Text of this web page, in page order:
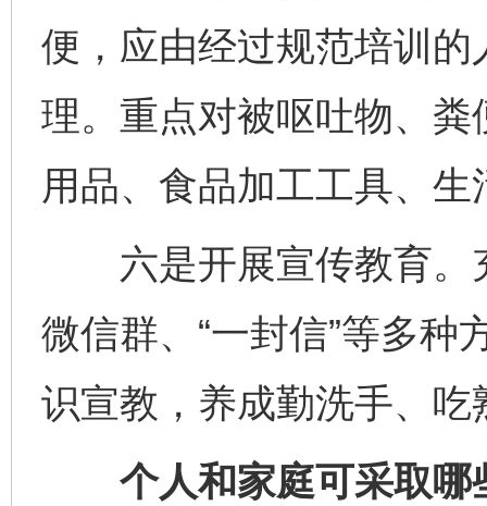
便，应由经过规范培训
理。重点对被呕吐物、
用品、食品加工工具、
六是开展宣传教育。
微信群、“一封信”等多种
识宣教，养成勤洗手、
个人和家庭可采取哪